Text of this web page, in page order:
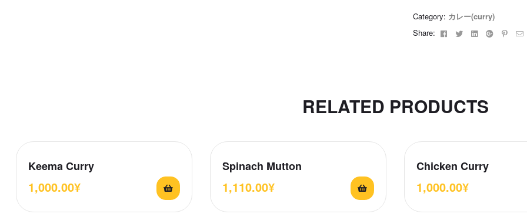
quantity
Category: カレー(curry)
Share:
FacebookTwitterLinkedinGoogle+
RELATED PRODUCTS
Keema Curry
1,000.00¥
Spinach Mutton
1,110.00¥
Chicken Curry
1,000.00¥